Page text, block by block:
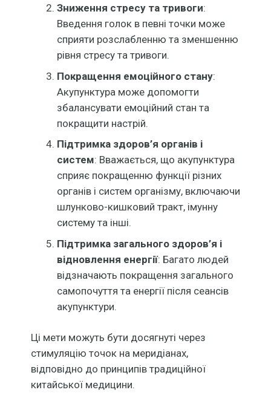
Зниження стресу та тривоги:
Введення голок в певні точки може
сприяти розслабленню та зменшенню
рівня стресу та тривоги.
Покращення емоційного стану:
Акупунктура може допомогти
збалансувати емоційний стан та
покращити настрій.
Підтримка здоров’я органів і
систем: Вважається, що акупунктура
сприяє покращенню функції різних
органів і систем організму, включаючи
шлунково-кишковий тракт, імунну
систему та інші.
Підтримка загального здоров’я і
відновлення енергії: Багато людей
відзначають покращення загального
самопочуття та енергії після сеансів
акупунктури.
Ці мети можуть бути досягнуті через
стимуляцію точок на меридіанах,
відповідно до принципів традиційної
китайської медицини.